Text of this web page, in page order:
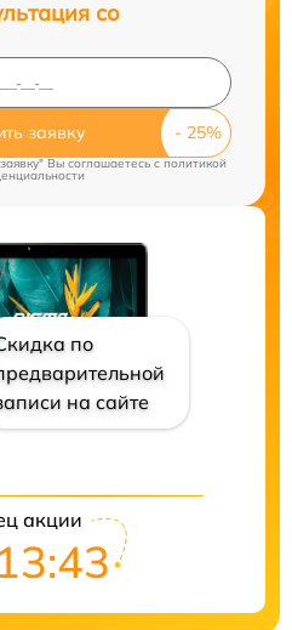
со
заявку
Вы соглашаетесь c политикой
по
на сайте
акции